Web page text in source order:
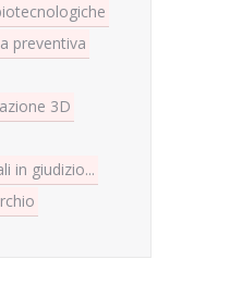
preventiva
3D
in giudizio...